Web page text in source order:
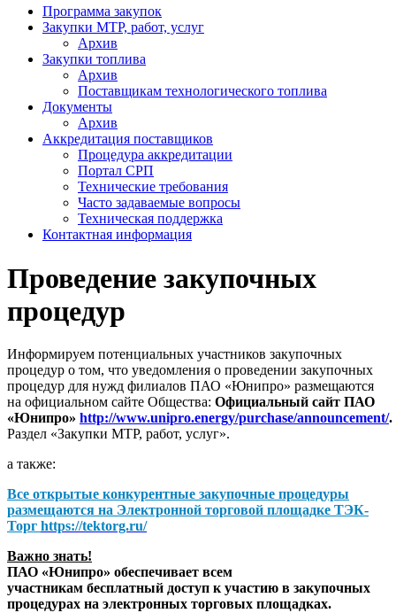
Программа закупок
Закупки МТР, работ, услуг
Архив
Закупки топлива
Архив
Поставщикам технологического топлива
Документы
Архив
Аккредитация поставщиков
Процедура аккредитации
Портал СРП
Технические требования
Часто задаваемые вопросы
Техническая поддержка
Контактная информация
Проведение закупочных
процедур
Информируем потенциальных участников закупочных
процедур о том, что уведомления о проведении закупочных
процедур для нужд филиалов ПАО «Юнипро» размещаются
на официальном сайте Общества: Официальный сайт ПАО
«Юнипро» http://www.unipro.energy/purchase/announcement/.
Раздел «Закупки МТР, работ, услуг».
а также:
Все открытые конкурентные закупочные процедуры
размещаются на Электронной торговой площадке ТЭК-
Торг https://tektorg.ru/
Важно знать!
ПАО «Юнипро» обеспечивает всем
участникам бесплатный доступ к участию в закупочных
процедурах на электронных торговых площадках.